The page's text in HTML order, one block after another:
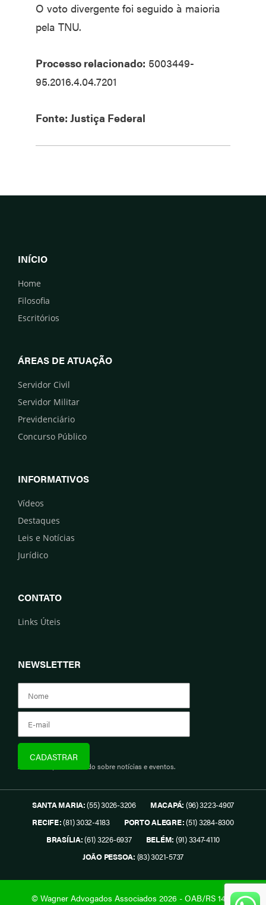
O voto divergente foi seguido à maioria
pela TNU.
Processo relacionado: 5003449-
95.2016.4.04.7201
Fonte: Justiça Federal
INÍCIO
Home
Filosofia
Escritórios
ÁREAS DE ATUAÇÃO
Servidor Civil
Servidor Militar
Previdenciário
Concurso Público
INFORMATIVOS
Vídeos
Destaques
Leis e Notícias
Jurídico
CONTATO
Links Úteis
NEWSLETTER
Assine e fique informado sobre notícias e eventos.
SANTA MARIA:(55) 3026-3206 MACAPÁ: (96) 3223-4907
RECIFE:(81) 3032-4183 PORTO ALEGRE:(51) 3284-8300
BRASÍLIA:(61) 3226-6937 BELÉM: (91) 3347-4110
JOÃO PESSOA: (83) 3021-5737
© Wagner Advogados Associados 2026 - OAB/RS 1419.